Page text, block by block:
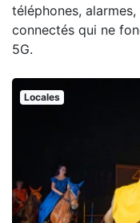
téléphones,
connectés qui ne
5G.
Locales